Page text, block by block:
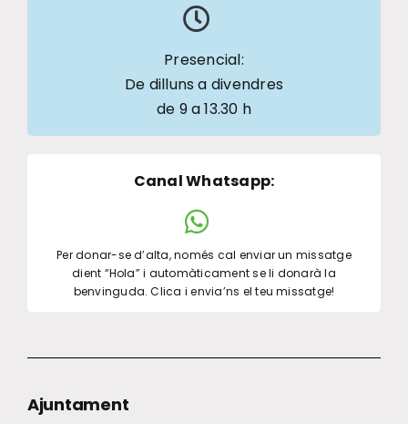
Presencial:
De dilluns a divendres
de 9 a 13.30 h
Canal Whatsapp:
Per donar-se d’alta, només cal enviar un missatge
dient “Hola” i automàticament se li donarà la
benvinguda. Clica i envia’ns el teu missatge!
Ajuntament